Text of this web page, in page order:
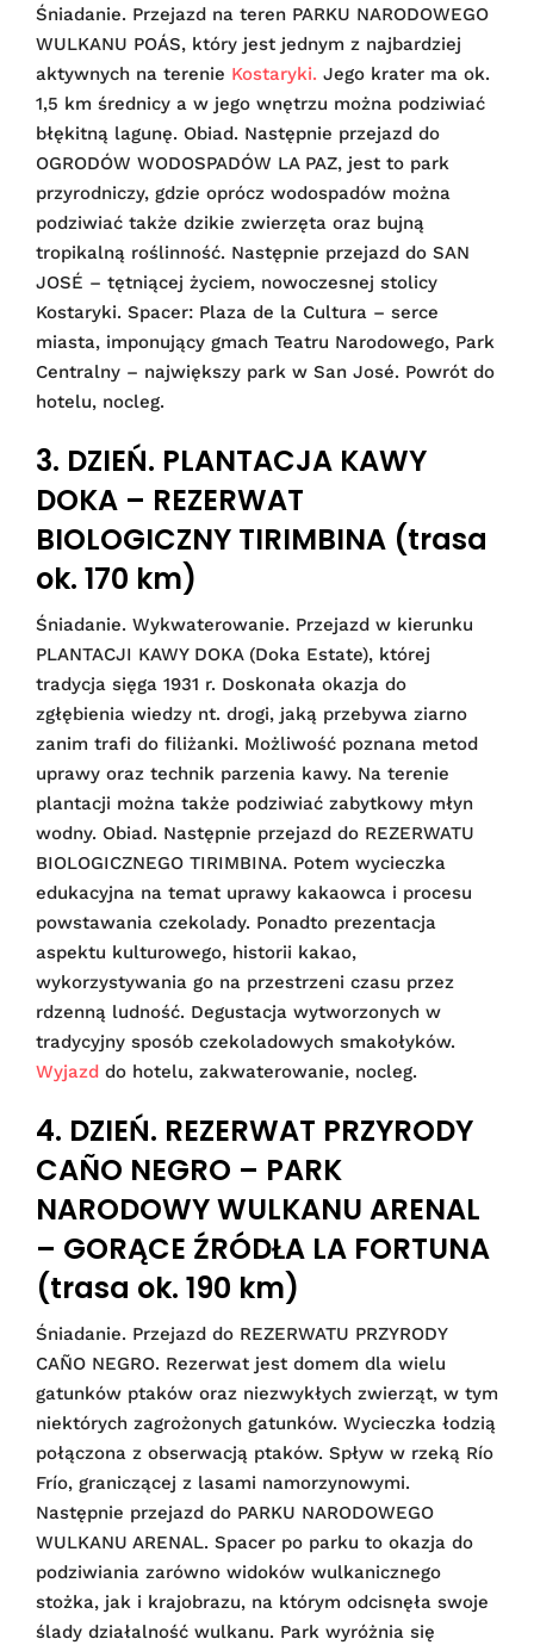
Śniadanie. Przejazd na teren PARKU NARODOWEGO
WULKANU POÁS, który jest jednym z najbardziej
aktywnych na terenie Kostaryki. Jego krater ma ok.
1,5 km średnicy a w jego wnętrzu można podziwiać
błękitną lagunę. Obiad. Następnie przejazd do
OGRODÓW WODOSPADÓW LA PAZ, jest to park
przyrodniczy, gdzie oprócz wodospadów można
podziwiać także dzikie zwierzęta oraz bujną
tropikalną roślinność. Następnie przejazd do SAN
JOSÉ – tętniącej życiem, nowoczesnej stolicy
Kostaryki. Spacer: Plaza de la Cultura – serce
miasta, imponujący gmach Teatru Narodowego, Park
Centralny – największy park w San José. Powrót do
hotelu, nocleg.
3. DZIEŃ. PLANTACJA KAWY
DOKA – REZERWAT
BIOLOGICZNY TIRIMBINA (trasa
ok. 170 km)
Śniadanie. Wykwaterowanie. Przejazd w kierunku
PLANTACJI KAWY DOKA (Doka Estate), której
tradycja sięga 1931 r. Doskonała okazja do
zgłębienia wiedzy nt. drogi, jaką przebywa ziarno
zanim trafi do filiżanki. Możliwość poznana metod
uprawy oraz technik parzenia kawy. Na terenie
plantacji można także podziwiać zabytkowy młyn
wodny. Obiad. Następnie przejazd do REZERWATU
BIOLOGICZNEGO TIRIMBINA. Potem wycieczka
edukacyjna na temat uprawy kakaowca i procesu
powstawania czekolady. Ponadto prezentacja
aspektu kulturowego, historii kakao,
wykorzystywania go na przestrzeni czasu przez
rdzenną ludność. Degustacja wytworzonych w
tradycyjny sposób czekoladowych smakołyków.
Wyjazd do hotelu, zakwaterowanie, nocleg.
4. DZIEŃ. REZERWAT PRZYRODY
CAÑO NEGRO – PARK
NARODOWY WULKANU ARENAL
– GORĄCE ŹRÓDŁA LA FORTUNA
(trasa ok. 190 km)
Śniadanie. Przejazd do REZERWATU PRZYRODY
CAÑO NEGRO. Rezerwat jest domem dla wielu
gatunków ptaków oraz niezwykłych zwierząt, w tym
niektórych zagrożonych gatunków. Wycieczka łodzią
połączona z obserwacją ptaków. Spływ w rzeką Río
Frío, graniczącej z lasami namorzynowymi.
Następnie przejazd do PARKU NARODOWEGO
WULKANU ARENAL. Spacer po parku to okazja do
podziwiania zarówno widoków wulkanicznego
stożka, jak i krajobrazu, na którym odcisnęła swoje
ślady działalność wulkanu. Park wyróżnia się